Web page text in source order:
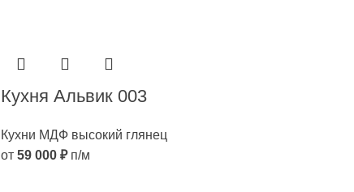
Кухня Альвик 003
Кухни МДФ высокий глянец
от59 000₽п/м